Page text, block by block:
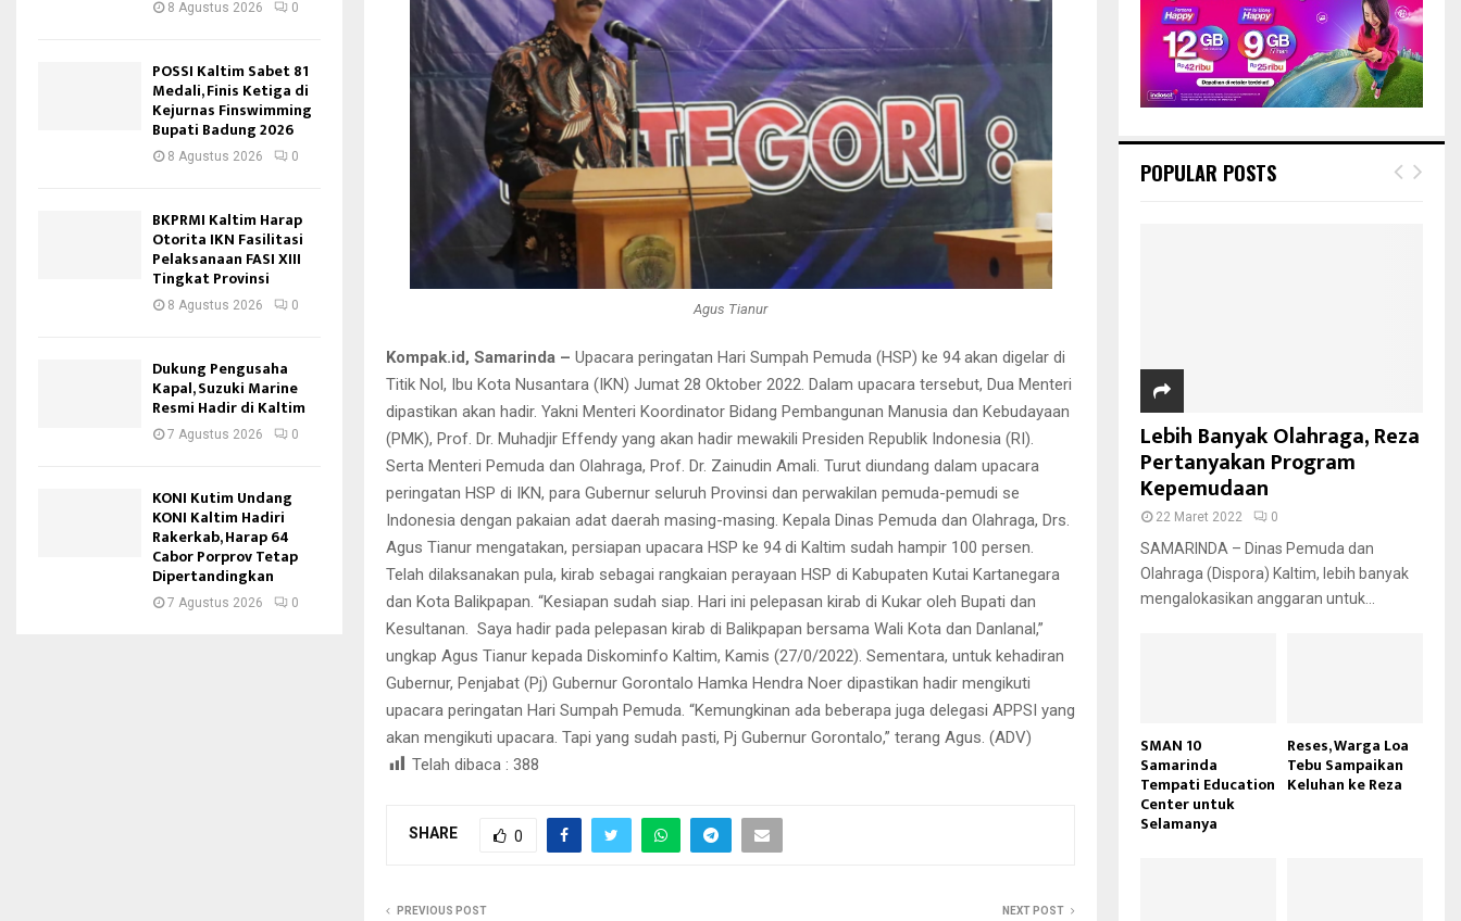
Agus Tianur
Kompak.id, Samarinda – Upacara peringatan Hari Sumpah Pemuda (HSP) ke 94 akan digelar di
Titik Nol, Ibu Kota Nusantara (IKN) Jumat 28 Oktober 2022. Dalam upacara tersebut, Dua Menteri
dipastikan akan hadir. Yakni Menteri Koordinator Bidang Pembangunan Manusia dan Kebudayaan
(PMK), Prof. Dr. Muhadjir Effendy yang akan hadir mewakili Presiden Republik Indonesia (RI).
Serta Menteri Pemuda dan Olahraga, Prof. Dr. Zainudin Amali. Turut diundang dalam upacara
peringatan HSP di IKN, para Gubernur seluruh Provinsi dan perwakilan pemuda-pemudi se
Indonesia dengan pakaian adat daerah masing-masing. Kepala Dinas Pemuda dan Olahraga, Drs.
Agus Tianur mengatakan, persiapan upacara HSP ke 94 di Kaltim sudah hampir 100 persen.
Telah dilaksanakan pula, kirab sebagai rangkaian perayaan HSP di Kabupaten Kutai Kartanegara
dan Kota Balikpapan. “Kesiapan sudah siap. Hari ini pelepasan kirab di Kukar oleh Bupati dan
Kesultanan. Saya hadir pada pelepasan kirab di Balikpapan bersama Wali Kota dan Danlanal,”
ungkap Agus Tianur kepada Diskominfo Kaltim, Kamis (27/0/2022). Sementara, untuk kehadiran
Gubernur, Penjabat (Pj) Gubernur Gorontalo Hamka Hendra Noer dipastikan hadir mengikuti
upacara peringatan Hari Sumpah Pemuda. “Kemungkinan ada beberapa juga delegasi APPSI yang
akan mengikuti upacara. Tapi yang sudah pasti, Pj Gubernur Gorontalo,” terang Agus. (ADV)
Telah dibaca : 388
SHARE 0
PREVIOUS POST NEXT POST
8 Agustus 2026 0
POSSI Kaltim Sabet 81
Medali, Finis Ketiga di
Kejurnas Finswimming
Bupati Badung 2026
8 Agustus 2026 0
BKPRMI Kaltim Harap
Otorita IKN Fasilitasi
Pelaksanaan FASI XIII
Tingkat Provinsi
8 Agustus 2026 0
Dukung Pengusaha
Kapal, Suzuki Marine
Resmi Hadir di Kaltim
7 Agustus 2026 0
KONI Kutim Undang
KONI Kaltim Hadiri
Rakerkab, Harap 64
Cabor Porprov Tetap
Dipertandingkan
7 Agustus 2026 0
POPULAR POSTS
Lebih Banyak Olahraga, Reza
Pertanyakan Program
Kepemudaan
22 Maret 2022 0
SAMARINDA – Dinas Pemuda dan
Olahraga (Dispora) Kaltim, lebih banyak
mengalokasikan anggaran untuk...
SMAN 10
Samarinda
Tempati Education
Center untuk
Selamanya
Reses, Warga Loa
Tebu Sampaikan
Keluhan ke Reza